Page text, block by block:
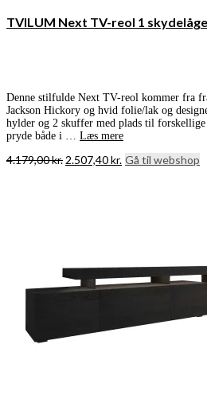
TVILUM Next TV-reol 1
Denne stilfulde Next TV-reol kommer fra
Jackson Hickory og hvid folie/lak og
hylder og 2 skuffer med plads til
pryde både i … Læs mere
4.179,00kr. Den
2.507,40kr. Den
Gå til webshop